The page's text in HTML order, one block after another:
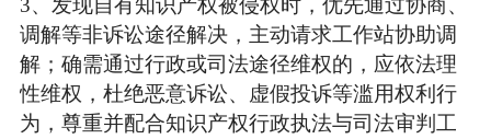
3、 发现自有知识产权被侵权时，优先通过协商、
调解等非诉讼途径解决，主动请求工作站协助调
解；确需通过行政或司法途径维权的，应依法理
性维权，杜绝恶意诉讼、虚假投诉等滥用权利行
为，尊重并配合知识产权行政执法与司法审判工